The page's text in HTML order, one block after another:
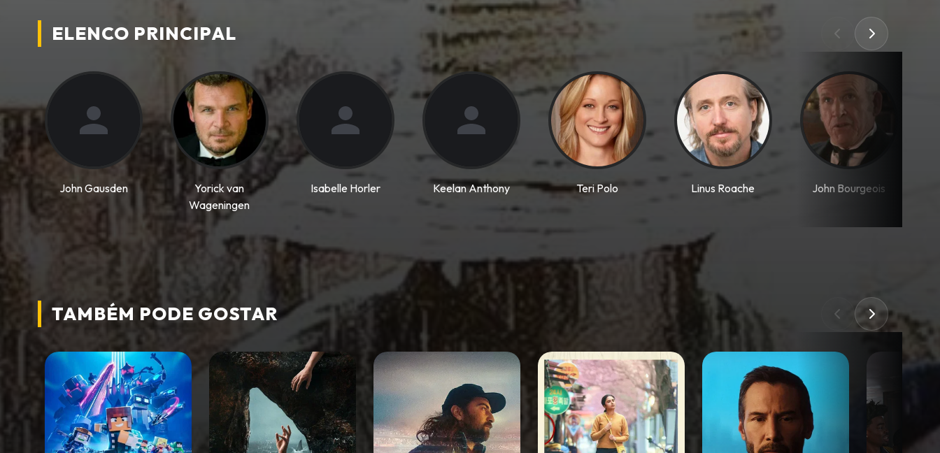
ELENCO PRINCIPAL
John Gausden
Yorick van
Wageningen
Isabelle Horler Keelan Anthony Teri Polo Linus Roache John Bourgeois
TAMBÉM PODE GOSTAR